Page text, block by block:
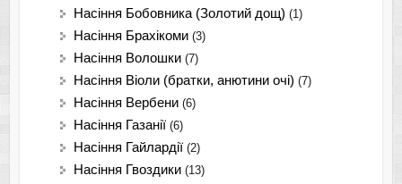
Насіння Бобовника (Золотий дощ) (1)
Насіння Брахікоми (3)
Насіння Волошки (7)
Насіння Віоли (братки, анютини очі) (7)
Насіння Вербени (6)
Насіння Газанії (6)
Насіння Гайлардії (2)
Насіння Гвоздики (13)